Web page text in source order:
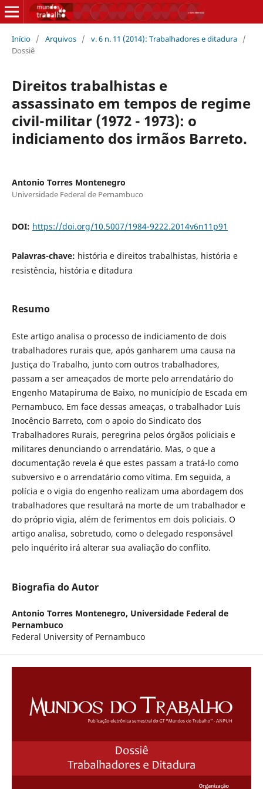
Início / Arquivos / v. 6 n. 11 (2014): Trabalhadores e ditadura /
Dossiê
Direitos trabalhistas e
assassinato em tempos de regime
civil-militar (1972 - 1973): o
indiciamento dos irmãos Barreto.
Antonio Torres Montenegro
Universidade Federal de Pernambuco
DOI: https://doi.org/10.5007/1984-9222.2014v6n11p91
Palavras-chave: história e direitos trabalhistas, história e
resistência, história e ditadura
Resumo
Este artigo analisa o processo de indiciamento de dois
trabalhadores rurais que, após ganharem uma causa na
Justiça do Trabalho, junto com outros trabalhadores,
passam a ser ameaçados de morte pelo arrendatário do
Engenho Matapiruma de Baixo, no município de Escada em
Pernambuco. Em face dessas ameaças, o trabalhador Luis
Inocêncio Barreto, com o apoio do Sindicato dos
Trabalhadores Rurais, peregrina pelos órgãos policiais e
militares denunciando o arrendatário. Mas, o que a
documentação revela é que estes passam a tratá-lo como
subversivo e o arrendatário como vítima. Em seguida, a
polícia e o vigia do engenho realizam uma abordagem dos
trabalhadores que resultará na morte de um trabalhador e
do próprio vigia, além de ferimentos em dois policiais. O
artigo analisa, sobretudo, como o delegado responsável
pelo inquérito irá alterar sua avaliação do conflito.
Biografia do Autor
Antonio Torres Montenegro, Universidade Federal de
Pernambuco
Federal University of Pernambuco